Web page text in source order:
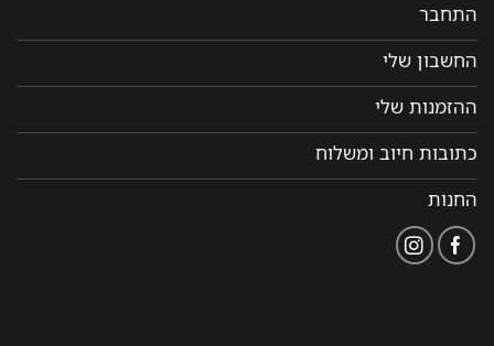
התחבר
החשבון שלי
ההזמנות שלי
כתובות חיוב ומשלוח
החנות